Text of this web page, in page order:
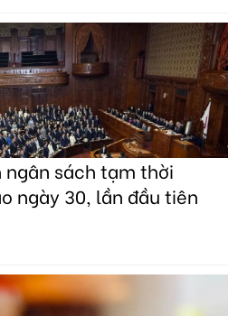
ngân sách tạm thời
ngày 30, lần đầu tiên